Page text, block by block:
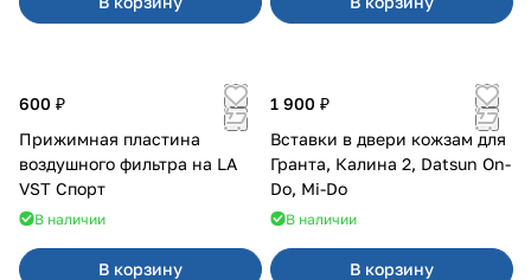
600 ₽
Прижимная пластина
воздушного фильтра на LA
VST Спорт
В наличии
В корзину
1 900 ₽
Вставки в двери кожзам для
Гранта, Калина 2, Datsun On-
Do, Mi-Do
В наличии
В корзину